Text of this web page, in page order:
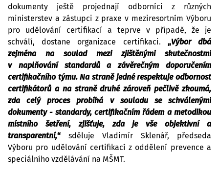
dokumenty ještě projednají odborníci z různých
ministerstev a zástupci z praxe v meziresortním Výboru
pro udělování certifikací a teprve v případě, že je
schválí, dostane organizace certifikaci. „Výbor dbá
zejména na soulad mezi zjištěnými skutečnostmi
v naplňování standardů a závěrečným doporučením
certifikačního týmu. Na straně jedné respektuje odbornost
certifikátorů a na straně druhé zároveň pečlivě zkoumá,
zda celý proces probíhá v souladu se schválenými
dokumenty - standardy, certifikačním řádem a metodikou
místního šetření, zjišťuje, zda je vše objektivní a
transparentní,“ sděluje Vladimír Sklenář, předseda
Výboru pro udělování certifikací z oddělení prevence a
speciálního vzdělávání na MŠMT.